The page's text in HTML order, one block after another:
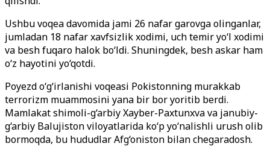
Ushbu voqea davomida jami 26 nafar garovga olinganlar,
jumladan 18 nafar xavfsizlik xodimi, uch temir yo‘l xodimi
va besh fuqaro halok bo‘ldi. Shuningdek, besh askar ham
o‘z hayotini yo‘qotdi.
Poyezd o‘g‘irlanishi voqeasi Pokistonning murakkab
terrorizm muammosini yana bir bor yoritib berdi.
Mamlakat shimoli-g‘arbiy Xayber-Paxtunxva va janubiy-
g‘arbiy Balujiston viloyatlarida ko‘p yo‘nalishli urush olib
bormoqda, bu hududlar Afg‘oniston bilan chegaradosh.